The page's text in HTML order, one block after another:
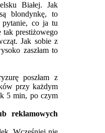
Białej. Jak
blondynkę, to
pytanie, co ja tu
tak prestiżowego
Jak sobie z
zaszłam to
poszłam z
przy każdym
5 min, po czym
reklamowych